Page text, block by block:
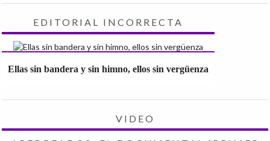
EDITORIAL INCORRECTA
Ellas sin bandera y sin himno, ellos sin vergüenza
VIDEO